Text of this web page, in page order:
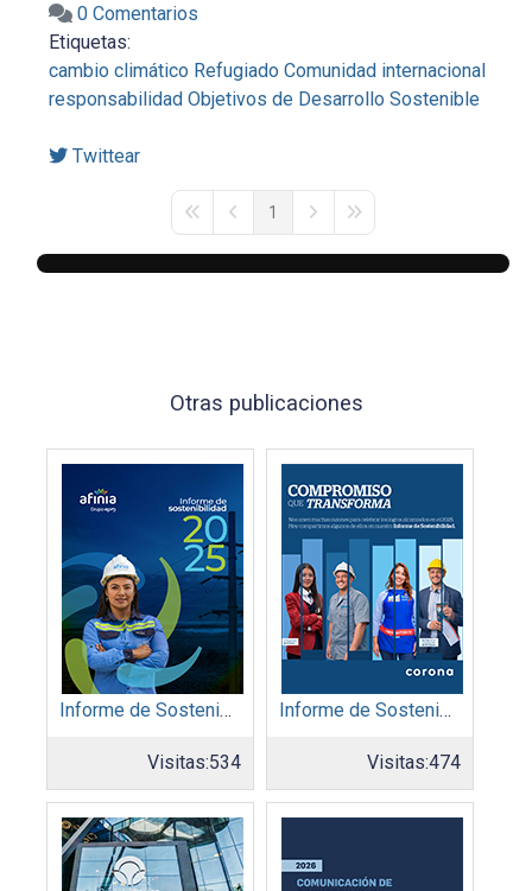
0 Comentarios
Etiquetas:
cambio climático Refugiado Comunidad internacional
responsabilidad Objetivos de Desarrollo Sostenible
Twittear
First PagePrevious Page
1
Next PageLast Page
Otras publicaciones
Informe de Sostenibilidad 2025: Afinia filial del Grupo EPM
Visitas:534
Informe de Sostenibilidad 2025: Organización Corona
Visitas:474